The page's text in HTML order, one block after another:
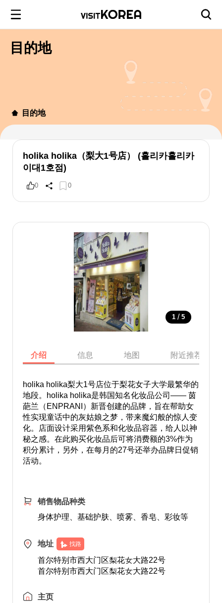
目的地
目的地
holika holika（梨大1号店） (홀리카홀리카
이대1호점)
0 0
1 / 5
介绍 信息 地图 附近推荐景点
holika holika梨大1号店位于梨花女子大学最繁华的
地段。holika holika是韩国知名化妆品公司—— 茵
葩兰（ENPRANI）新晋创建的品牌，旨在帮助女
性实现童话中的灰姑娘之梦，带来魔幻般的惊人变
化。店面设计采用紫色系和化妆品容器，给人以神
秘之感。在此购买化妆品后可将消费额的3%作为
积分累计，另外，在每月的27号还举办品牌日促销
活动。
销售物品种类
身体护理、基础护肤、喷雾、香皂、彩妆等
地址 找路
首尔特别市西大门区梨花女大路22号
首尔特别市西大门区梨花女大路22号
主页